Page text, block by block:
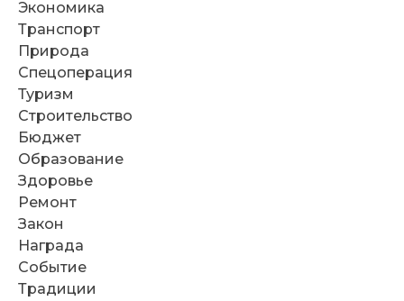
Экономика
Транспорт
Природа
Спецоперация
Туризм
Строительство
Бюджет
Образование
Здоровье
Ремонт
Закон
Награда
Событие
Традиции